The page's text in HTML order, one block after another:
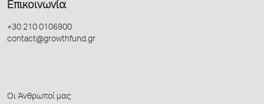
Επικοινωνία
+30 210 0106900
contact@growthfund.gr
Οι Άνθρωποί μας